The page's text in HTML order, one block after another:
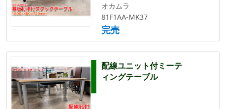
オカムラ
81F1AA-MK37
完売
配線ユニット付ミーテ
ィングテーブル